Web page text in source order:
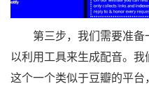
第三步，我们需要准备
以利用工具来生成配音。
这个一个类似于豆瓣的平